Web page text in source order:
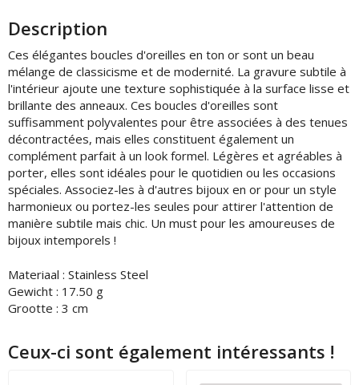
Description
Ces élégantes boucles d'oreilles en ton or sont un beau
mélange de classicisme et de modernité. La gravure subtile à
l'intérieur ajoute une texture sophistiquée à la surface lisse et
brillante des anneaux. Ces boucles d'oreilles sont
suffisamment polyvalentes pour être associées à des tenues
décontractées, mais elles constituent également un
complément parfait à un look formel. Légères et agréables à
porter, elles sont idéales pour le quotidien ou les occasions
spéciales. Associez-les à d'autres bijoux en or pour un style
harmonieux ou portez-les seules pour attirer l'attention de
manière subtile mais chic. Un must pour les amoureuses de
bijoux intemporels !
Materiaal : Stainless Steel
Gewicht : 17.50 g
Grootte : 3 cm
Ceux-ci sont également intéressants !